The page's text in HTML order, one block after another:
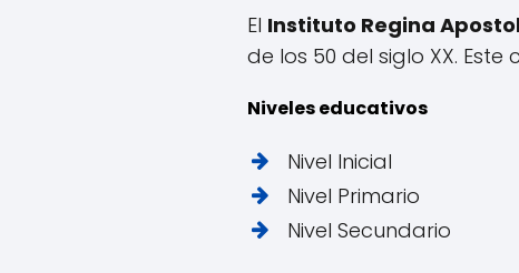
El Instituto Regina
de los 50 del siglo XX.
Niveles educativos
Nivel Inicial
Nivel Primario
Nivel Secundario